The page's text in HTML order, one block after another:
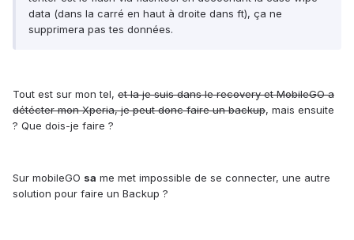
data (dans la carré en haut à droite dans ft), ça ne
supprimera pas tes données.
Tout est sur mon tel, et la je suis dans le recovery et MobileGO a
détécter mon Xperia, je peut donc faire un backup, mais ensuite
? Que dois-je faire ?
Sur mobileGO sa me met impossible de se connecter, une autre
solution pour faire un Backup ?